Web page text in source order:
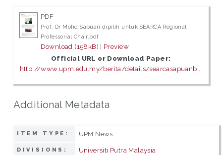
PDF
Prof. Dr Mohd Sapuan dipilih untuk SEARCA Regional
Professorial Chair.pdf
Download (158kB) | Preview
Official URL or Download Paper:
http://www.upm.edu.my/berita/details/searcasapuanb...
Additional Metadata
ITEM TYPE: UPM News
DIVISIONS: Universiti Putra Malaysia